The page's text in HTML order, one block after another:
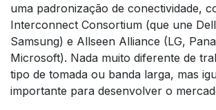
uma padronização de conectividade,
Interconnect Consortium (que une
Samsung) e Allseen Alliance (LG,
Microsoft). Nada muito diferente de
tipo de tomada ou banda larga, mas
importante para desenvolver o